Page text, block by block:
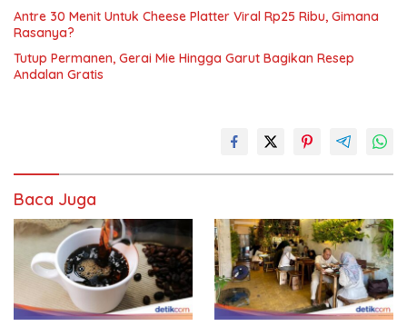
Antre 30 Menit Untuk Cheese Platter Viral Rp25 Ribu, Gimana
Rasanya?
Tutup Permanen, Gerai Mie Hingga Garut Bagikan Resep
Andalan Gratis
Baca Juga